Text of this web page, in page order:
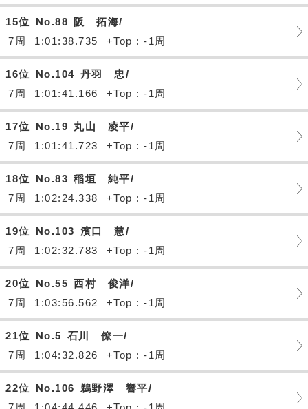
15位 No.88
阪 拓海/
7周
1:01:38.735 +Top : -1周
16位 No.104 丹羽 忠/
7周
1:01:41.166 +Top : -1周
17位 No.19 丸山 凌平/
7周
1:01:41.723 +Top : -1周
18位 No.83 稲垣 純平/
7周
1:02:24.338 +Top : -1周
19位 No.103 濱口 慧/
7周
1:02:32.783 +Top : -1周
20位 No.55 西村 俊洋/
7周
1:03:56.562 +Top : -1周
21位 No.5 石川 僚一/
7周
1:04:32.826 +Top : -1周
22位 No.106
鵜野澤 響平/